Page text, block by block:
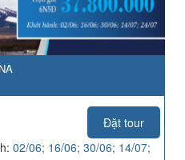
Đặt tour
02/06; 16/06; 30/06; 14/07;